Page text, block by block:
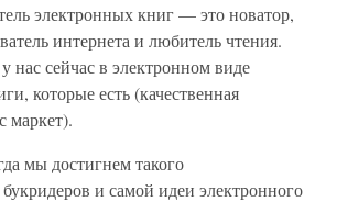
электронных книг — это новатор,
интернета и любитель чтения.
нас сейчас в электронном виде
которые есть (качественная
маркет).
мы достигнем такого
и самой идеи электронного